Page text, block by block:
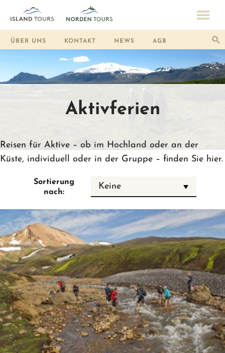
ÜBER UNS KONTAKT NEWS AGB
Aktivferien
Reisen für Aktive – ob im Hochland oder an der
Küste, individuell oder in der Gruppe – finden Sie hier.
Sortierung
nach:
Keine